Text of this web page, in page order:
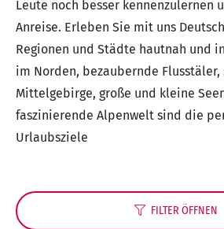
Leute noch besser kennenzulernen
Anreise. Erleben Sie mit uns
Regionen und Städte hautnah und
im Norden, bezaubernde Flusstäler,
Mittelgebirge, große und kleine
faszinierende Alpenwelt sind die
Urlaubsziele
FILTERÖFFNEN